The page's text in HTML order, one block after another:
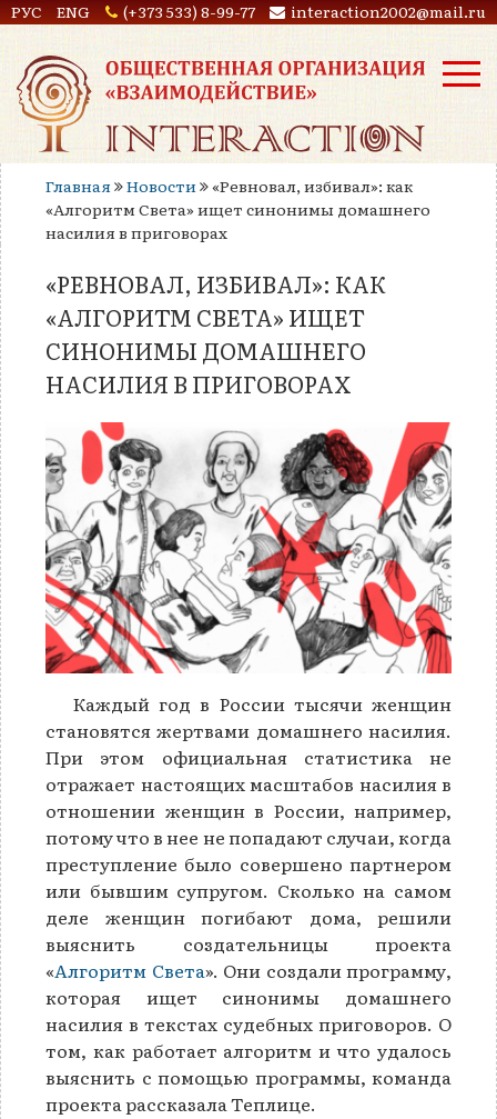
РУС ENG (+373 533) 8-99-77 interaction2002@mail.ru
Главная Новости
«Ревновал, избивал»: как
«Алгоритм Света» ищет синонимы домашнего
насилия в приговорах
«РЕВНОВАЛ, ИЗБИВАЛ»: КАК
«АЛГОРИТМ СВЕТА» ИЩЕТ
СИНОНИМЫ ДОМАШНЕГО
НАСИЛИЯ В ПРИГОВОРАХ
Каждый год в России тысячи женщин
становятся жертвами домашнего насилия.
При этом официальная статистика не
отражает настоящих масштабов насилия в
отношении женщин в России, например,
потому что в нее не попадают случаи, когда
преступление было совершено партнером
или бывшим супругом. Сколько на самом
деле женщин погибают дома, решили
выяснить создательницы проекта
«Алгоритм Света». Они создали программу,
которая ищет синонимы домашнего
насилия в текстах судебных приговоров. О
том, как работает алгоритм и что удалось
выяснить с помощью программы, команда
проекта рассказала Теплице.